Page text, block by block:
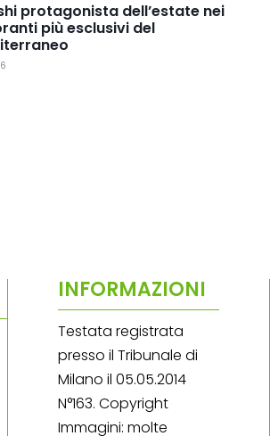
protagonista dell’estate nei
più esclusivi del
INFORMAZIONI
Testata registrata
presso il Tribunale di
Milano il 05.05.2014
N°163. Copyright
Immagini: molte